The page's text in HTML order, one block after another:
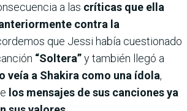
a las críticas que ella
contra la
que Jessi había cuestionado
“Soltera”y también llegó a
veía a Shakira como una ídola,
los mensajes de sus canciones ya